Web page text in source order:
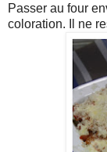
Passer au four
coloration. Il ne